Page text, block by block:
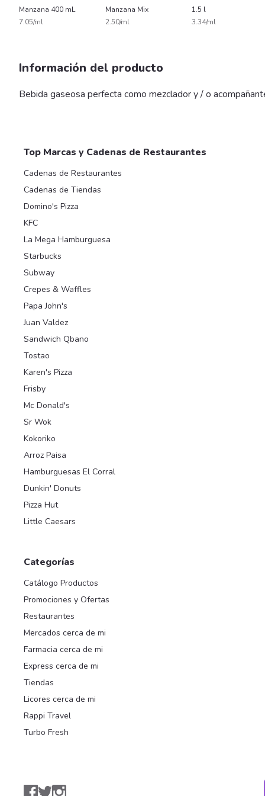
Manzana 400 mL
7.05/ml
Manzana Mix
2.50/ml
1.5 l
3.34/ml
Información del producto
Bebida gaseosa perfecta como mezclador y / o
Top Marcas y Cadenas de Restaurantes
Cadenas de Restaurantes
Cadenas de Tiendas
Domino's Pizza
KFC
La Mega Hamburguesa
Starbucks
Subway
Crepes & Waffles
Papa John's
Juan Valdez
Sandwich Qbano
Tostao
Karen's Pizza
Frisby
Mc Donald's
Sr Wok
Kokoriko
Arroz Paisa
Hamburguesas El Corral
Dunkin' Donuts
Pizza Hut
Little Caesars
Categorías
Catálogo Productos
Promociones y Ofertas
Restaurantes
Mercados cerca de mi
Farmacia cerca de mi
Express cerca de mi
Tiendas
Licores cerca de mi
Rappi Travel
Turbo Fresh
Facebook
TwitterInstagram